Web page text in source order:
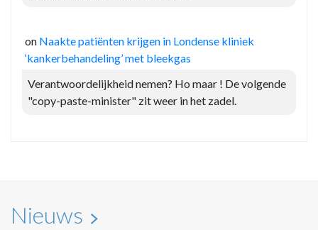
on Naakte patiënten krijgen in Londense kliniek
‘kankerbehandeling’ met bleekgas
Verantwoordelijkheid nemen? Ho maar ! De volgende
"copy-paste-minister" zit weer in het zadel.
Nieuws